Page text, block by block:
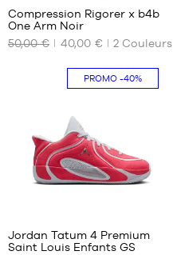
NOS
TAILLES
XL
XXL
Compression Rigorer x b4b
One Arm Noir
50,00 €
40,00 € 2 Couleurs
PROMO-40%
Jordan Tatum 4 Premium
Saint Louis Enfants GS